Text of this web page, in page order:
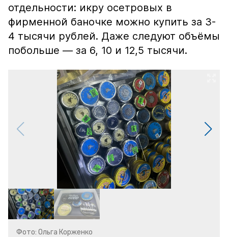
отдельности: икру осетровых в
фирменной баночке можно купить за 3-
4 тысячи рублей. Даже следуют объёмы
побольше — за 6, 10 и 12,5 тысячи.
Фото: Ольга Корженко